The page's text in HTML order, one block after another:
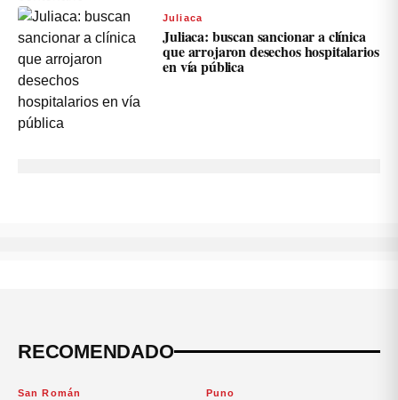
Juliaca
Juliaca: buscan sancionar a clínica
que arrojaron desechos hospitalarios
en vía pública
RECOMENDADO
San Román Puno